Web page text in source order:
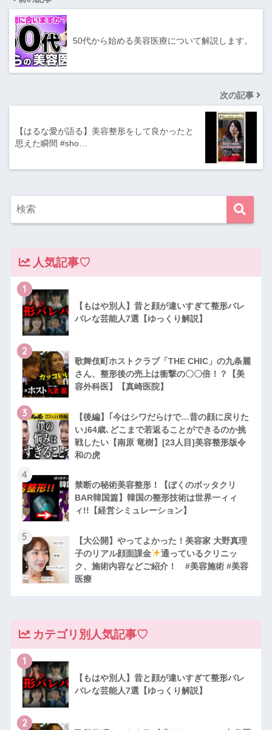
50代から始める美容医療について解説します。
次の記事
【はるな愛が語る】美容整形をして良かったと
思えた瞬間 #sho…
人気記事♡
1
【もはや別人】昔と顔が違いすぎて整形バレ
バレな芸能人7選【ゆっくり解説】
2
歌舞伎町ホストクラブ「THE CHIC」の九条麗
さん、整形後の売上は衝撃の〇〇倍！？【美
容外科医】【真崎医院】
3
【後編】｢今はシワだらけで…昔の顔に戻りた
い｣64歳､どこまで若返ることができるのか挑
戦したい【南原 竜樹】[23人目]美容整形版令
和の虎
4
禁断の秘術美容整形！【ぼくのボッタクリ
BAR韓国篇】韓国の整形技術は世界一ィィ
ィ!!【経営シミュレーション】
5
【大公開】やってよかった！美容家 大野真理
子のリアル顔面課金
通っているクリニッ
ク、施術内容などご紹介！ #美容施術 #美容
医療
カテゴリ別人気記事♡
1
【もはや別人】昔と顔が違いすぎて整形バレ
バレな芸能人7選【ゆっくり解説】
2